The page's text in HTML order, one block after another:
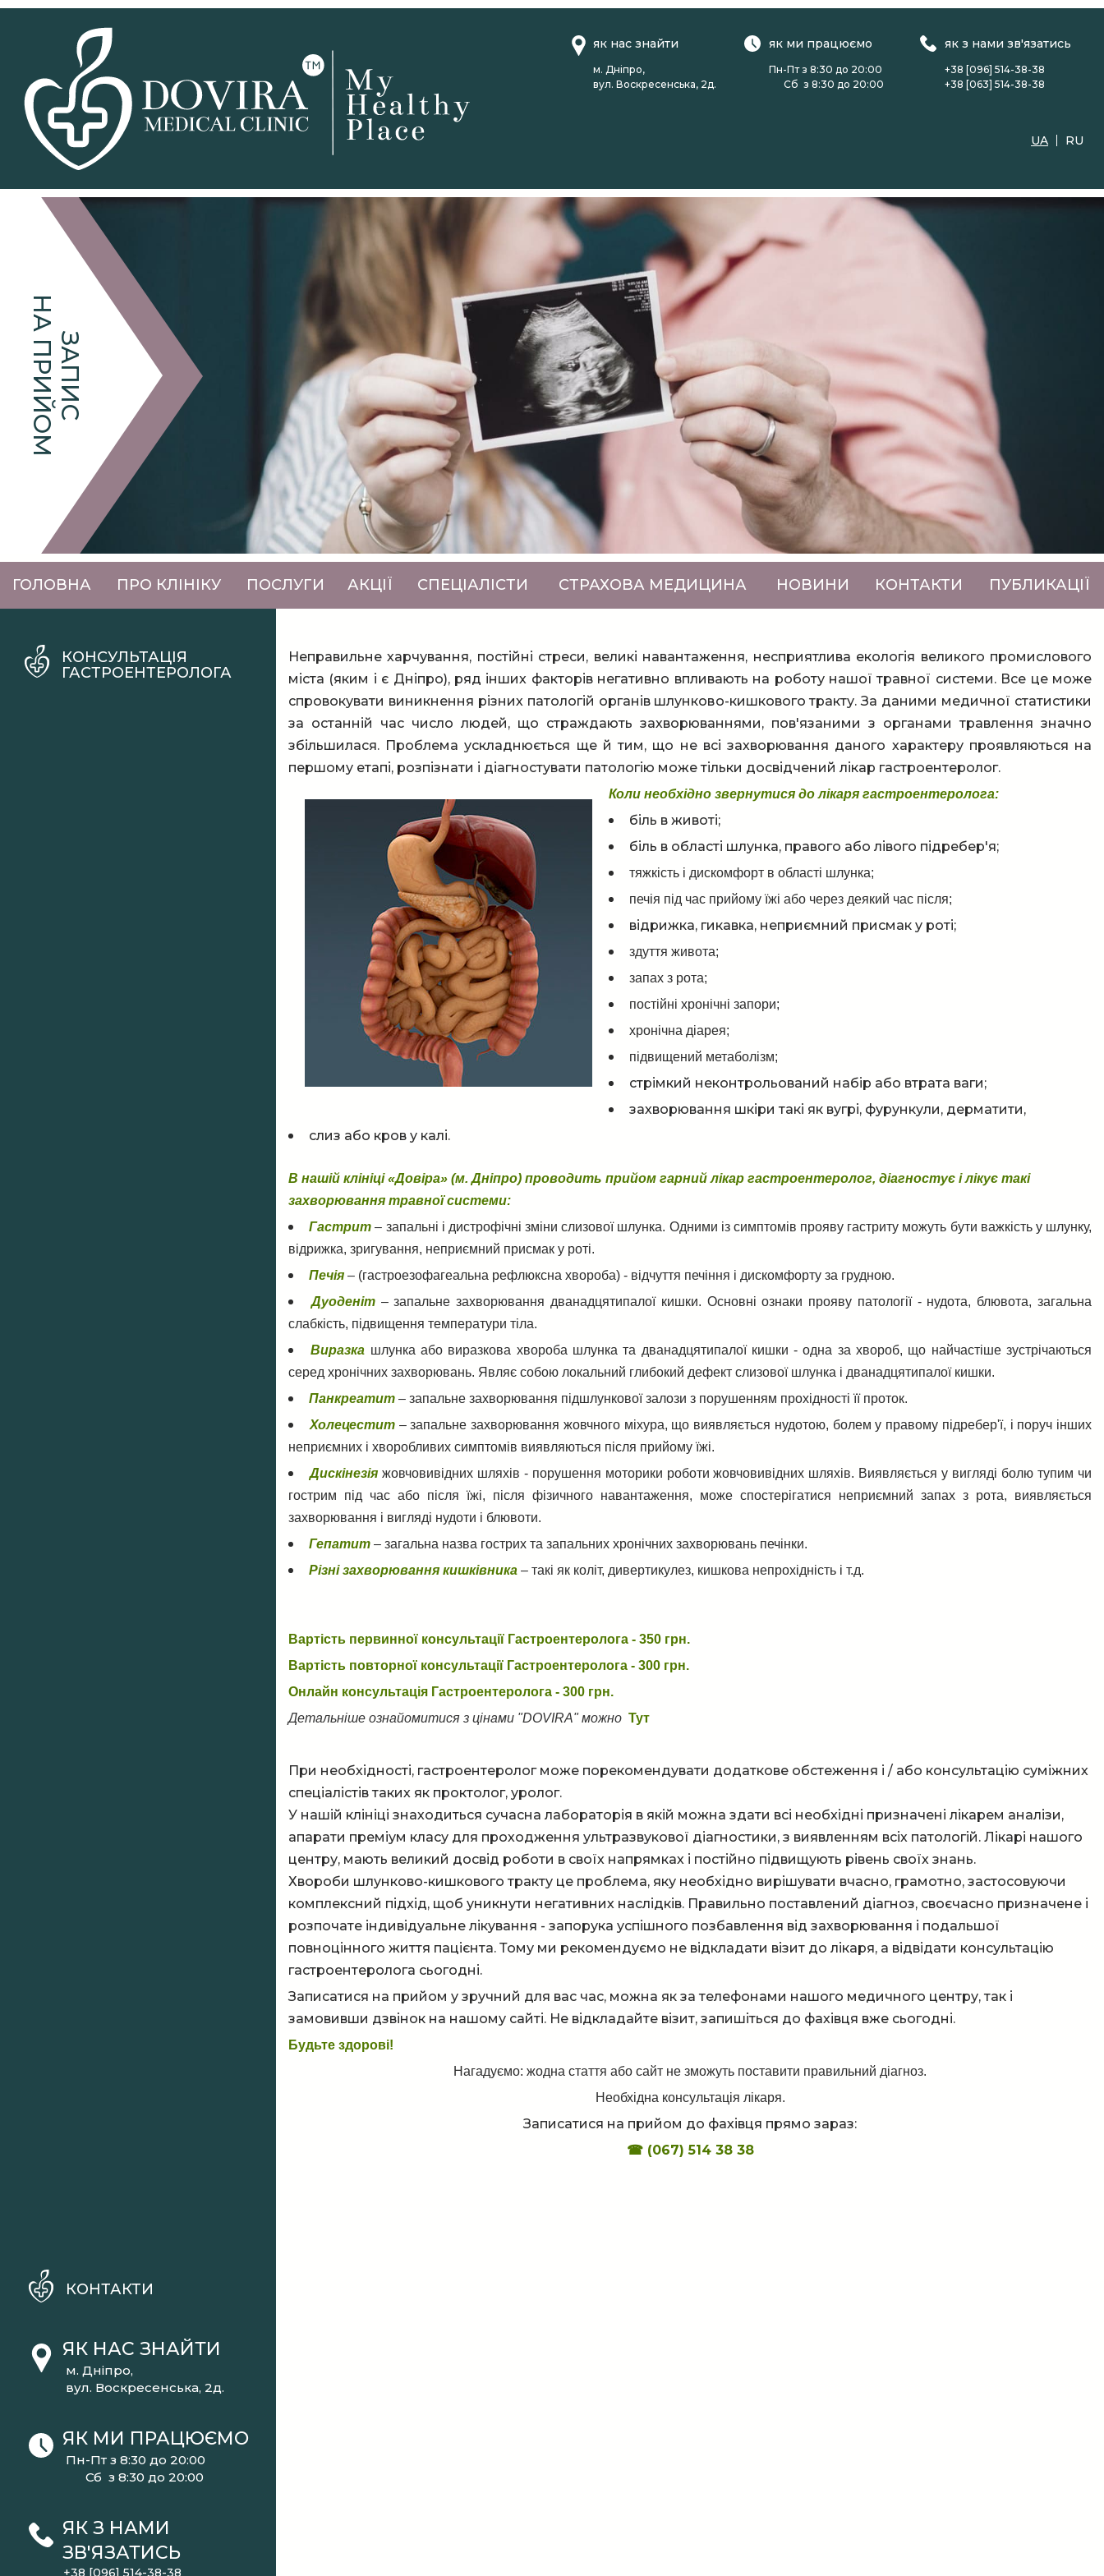
як нас знайти
м. Дніпро,
вул. Воскресенська, 2д.
як ми працюємо
Пн-Пт з 8:30 до 20:00
Сб з 8:30 до 20:00
як з нами зв'язатись
+38 [096] 514-38-38
+38 [063] 514-38-38
UA RU
ГОЛОВНА ПРО КЛІНІКУ ПОСЛУГИ АКЦІЇ СПЕЦІАЛІСТИ СТРАХОВА МЕДИЦИНА НОВИНИ КОНТАКТИ ПУБЛИКАЦІЇ
ЗАПИС
НА ПРИЙОМ
КОНСУЛЬТАЦІЯ
ГАСТРОЕНТЕРОЛОГА
Неправильне харчування, постійні стреси, великі навантаження, несприятлива екологія великого промислового
міста (яким і є Дніпро), ряд інших факторів негативно впливають на роботу нашої травної системи. Все це може
спровокувати виникнення різних патологій органів шлунково-кишкового тракту. За даними медичної статистики
за останній час число людей, що страждають захворюваннями, пов'язаними з органами травлення значно
збільшилася. Проблема ускладнюється ще й тим, що не всі захворювання даного характеру проявляються на
першому етапі, розпізнати і діагностувати патологію може тільки досвідчений лікар гастроентеролог.
Коли необхідно звернутися до лікаря гастроентеролога:
біль в животі;
біль в області шлунка, правого або лівого підребер'я;
тяжкість і дискомфорт в області шлунка;
печія під час прийому їжі або через деякий час після;
відрижка, гикавка, неприємний присмак у роті;
здуття живота;
запах з рота;
постійні хронічні запори;
хронічна діарея;
підвищений метаболізм;
стрімкий неконтрольований набір або втрата ваги;
захворювання шкіри такі як вугрі, фурункули, дерматити,
слиз або кров у калі.
В нашій клініці «Довіра» (м. Дніпро) проводить прийом гарний лікар гастроентеролог, діагностує і лікує такі
захворювання травної системи:
Гастрит – запальні і дистрофічні зміни слизової шлунка. Одними із симптомів прояву гастриту можуть бути важкість у шлунку,
відрижка, зригування, неприємний присмак у роті.
Печія – (гастроезофагеальна рефлюксна хвороба) - відчуття печіння і дискомфорту за грудною.
Дуоденіт– запальне захворювання дванадцятипалої кишки. Основні ознаки прояву патології - нудота, блювота, загальна
слабкість, підвищення температури тіла.
Виразка шлунка або виразкова хвороба шлунка та дванадцятипалої кишки - одна за хвороб, що найчастіше зустрічаються
серед хронічних захворювань. Являє собою локальний глибокий дефект слизової шлунка і дванадцятипалої кишки.
Панкреатит – запальне захворювання підшлункової залози з порушенням прохідності її проток.
Холецестит– запальне захворювання жовчного міхура, що виявляється нудотою, болем у правому підребер'ї, і поруч інших
неприємних і хворобливих симптомів виявляються після прийому їжі.
Дискінезіяжовчовивідних шляхів - порушення моторики роботи жовчовивідних шляхів. Виявляється у вигляді болю тупим чи
гострим під час або після їжі, після фізичного навантаження, може спостерігатися неприємний запах з рота, виявляється
захворювання і вигляді нудоти і блювоти.
Гепатит – загальна назва гострих та запальних хронічних захворювань печінки.
Різні захворювання кишківника – такі як коліт, дивертикулез, кишкова непрохідність і т.д.
Вартість первинної консультації Гастроентеролога - 350 грн.
Вартість повторної консультації Гастроентеролога - 300 грн.
Онлайн консультація Гастроентеролога - 300 грн.
Детальніше ознайомитися з цінами "DOVIRA" можно Тут
При необхідності, гастроентеролог може порекомендувати додаткове обстеження і / або консультацію суміжних
спеціалістів таких як проктолог, уролог.
У нашій клініці знаходиться сучасна лабораторія в якій можна здати всі необхідні призначені лікарем аналізи,
апарати преміум класу для проходження ультразвукової діагностики, з виявленням всіх патологій. Лікарі нашого
центру, мають великий досвід роботи в своїх напрямках і постійно підвищують рівень своїх знань.
Хвороби шлунково-кишкового тракту це проблема, яку необхідно вирішувати вчасно, грамотно, застосовуючи
комплексний підхід, щоб уникнути негативних наслідків. Правильно поставлений діагноз, своєчасно призначене і
розпочате індивідуальне лікування - запорука успішного позбавлення від захворювання і подальшої
повноцінного життя пацієнта. Тому ми рекомендуємо не відкладати візит до лікаря, а відвідати консультацію
гастроентеролога сьогодні.
Записатися на прийом у зручний для вас час, можна як за телефонами нашого медичного центру, так і
замовивши дзвінок на нашому сайті. Не відкладайте візит, запишіться до фахівця вже сьогодні.
Будьте здорові!
Нагадуємо: жодна стаття або сайт не зможуть поставити правильний діагноз.
Необхідна консультація лікаря.
Записатися на прийом до фахівця прямо зараз:
☎ (067) 514 38 38
КОНТАКТИ
ЯК НАС ЗНАЙТИ
м. Дніпро,
вул. Воскресенська, 2д.
ЯК МИ ПРАЦЮЄМО
Пн-Пт з 8:30 до 20:00
Сб з 8:30 до 20:00
ЯК З НАМИ
ЗВ'ЯЗАТИСЬ
+38 [096] 514-38-38